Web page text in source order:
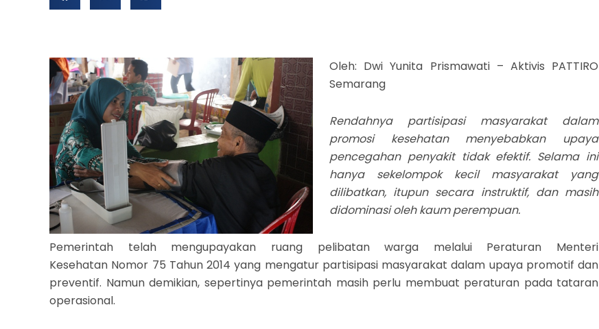
Oleh: Dwi Yunita Prismawati – Aktivis PATTIRO
Semarang
Rendahnya partisipasi masyarakat dalam
promosi kesehatan menyebabkan upaya
pencegahan penyakit tidak efektif. Selama ini
hanya sekelompok kecil masyarakat yang
dilibatkan, itupun secara instruktif, dan masih
didominasi oleh kaum perempuan.
Pemerintah telah mengupayakan ruang pelibatan warga melalui Peraturan Menteri
Kesehatan Nomor 75 Tahun 2014 yang mengatur partisipasi masyarakat dalam upaya promotif dan
preventif. Namun demikian, sepertinya pemerintah masih perlu membuat peraturan pada tataran
operasional.